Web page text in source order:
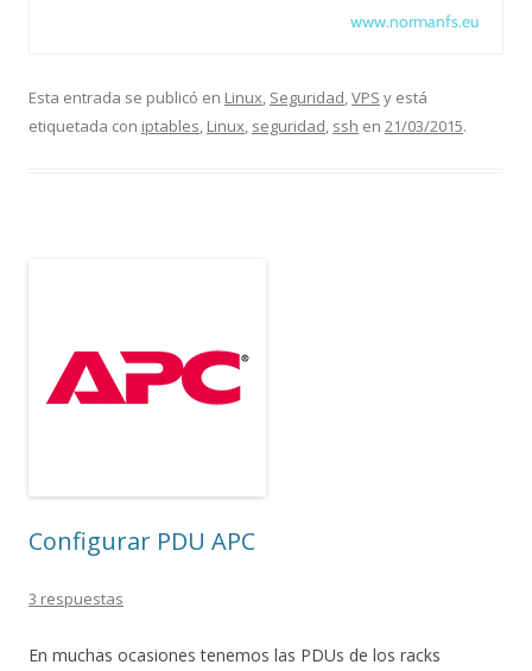
www.normanfs.eu
Esta entrada se publicó en Linux, Seguridad,VPS y está
etiquetada con iptables, Linux, seguridad, ssh en 21/03/2015.
Configurar PDU APC
3 respuestas
En muchas ocasiones tenemos las PDUs de los racks